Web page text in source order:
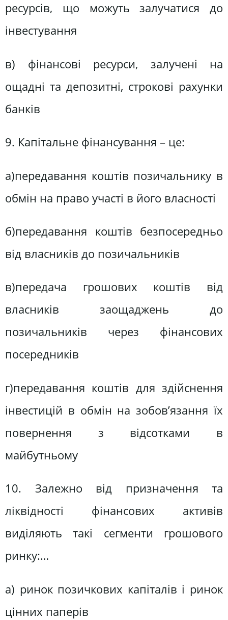
ресурсів, що можуть залучатися до
інвестування
в) фінансові ресурси, залучені на
ощадні та депозитні, строкові рахунки
банків
9. Капітальне фінансування – це:
а)передавання коштів позичальнику в
обмін на право участі в його власності
б)передавання коштів безпосередньо
від власників до позичальників
в)передача грошових коштів від
власників заощаджень до
позичальників через фінансових
посередників
г)передавання коштів для здійснення
інвестицій в обмін на зобов’язання їх
повернення з відсотками в
майбутньому
10. Залежно від призначення та
ліквідності фінансових активів
виділяють такі сегменти грошового
ринку:…
а) ринок позичкових капіталів і ринок
цінних паперів